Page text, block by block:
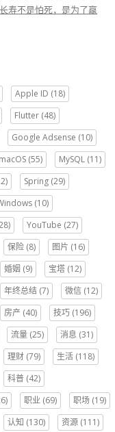
寿不是怕死，是为了赢
Apple ID (18)
Flutter (48)
Google Adsense (10)
macOS (55) MySQL (11)
Spring (29)
(10)
YouTube (27)
保险 (8) 图片 (16)
婚姻 (9) 宝塔 (12)
年终总结 (7) 微信 (12)
房产 (40) 技巧 (196)
流量 (25) 消息 (31)
理财 (79) 生活 (118)
科普 (42)
职业 (69) 职场 (19)
认知 (130) 资源 (111)